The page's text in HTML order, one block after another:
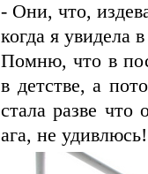
- Они, что,
когда я увидела
Помню, что в
в детстве, а
стала разве что
ага, не удивлюсь!